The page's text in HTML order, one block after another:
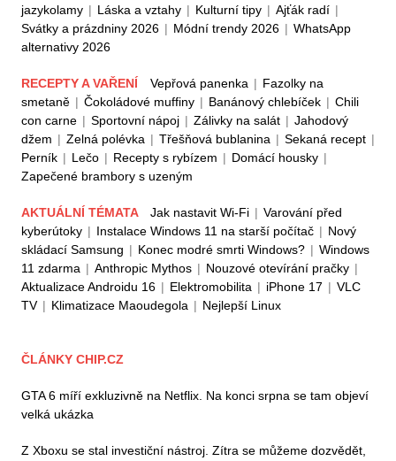
jazykolamy | Láska a vztahy | Kulturní tipy | Ajťák radí |
Svátky a prázdniny 2026 | Módní trendy 2026 | WhatsApp
alternativy 2026
RECEPTY A VAŘENÍ Vepřová panenka | Fazolky na
smetaně | Čokoládové muffiny | Banánový chlebíček | Chili
con carne | Sportovní nápoj | Zálivky na salát | Jahodový
džem | Zelná polévka | Třešňová bublanina | Sekaná recept |
Perník | Lečo | Recepty s rybízem | Domácí housky |
Zapečené brambory s uzeným
AKTUÁLNÍ TÉMATA Jak nastavit Wi-Fi | Varování před
kyberútoky | Instalace Windows 11 na starší počítač | Nový
skládací Samsung | Konec modré smrti Windows? | Windows
11 zdarma | Anthropic Mythos | Nouzové otevírání pračky |
Aktualizace Androidu 16 | Elektromobilita | iPhone 17 | VLC
TV | Klimatizace Maoudegola | Nejlepší Linux
ČLÁNKY CHIP.CZ
GTA 6 míří exkluzivně na Netflix. Na konci srpna se tam objeví
velká ukázka
Z Xboxu se stal investiční nástroj. Zítra se můžeme dozvědět,